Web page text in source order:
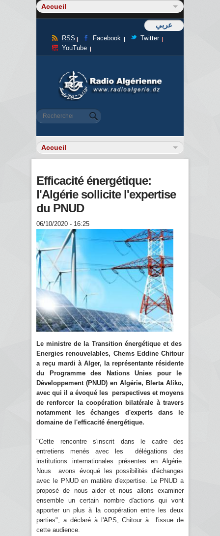
عربي
RSS Facebook
Twitter
YouTube
Formulaire de recherche
Rechercher
Efficacité énergétique:
l'Algérie sollicite l'expertise
du PNUD
06/10/2020 - 16:25
Le ministre de la Transition énergétique et des
Energies renouvelables, Chems Eddine Chitour
a reçu mardi à Alger, la représentante résidente
du Programme des Nations Unies pour le
Développement (PNUD) en Algérie, Blerta Aliko,
avec qui il a évoqué les perspectives et moyens
de renforcer la coopération bilatérale à travers
notamment les échanges d'experts dans le
domaine de l'efficacité énergétique.
"Cette rencontre s'inscrit dans le cadre des
entretiens menés avec les délégations des
institutions internationales présentes en Algérie.
Nous avons évoqué les possibilités d'échanges
avec le PNUD en matière d'expertise. Le PNUD a
proposé de nous aider et nous allons examiner
ensemble un certain nombre d'actions qui vont
apporter un plus à la coopération entre les deux
parties", a déclaré à l'APS, Chitour à l'issue de
cette audience.